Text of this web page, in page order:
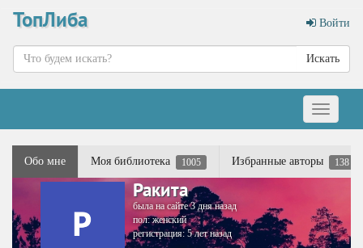
ТопЛиба Войти
Искать
Меню
Обо мне Моя библиотека 1005 Избранные авторы 138
Ракита
была на сайте 3 дня назад
пол: женский
регистрация: 5 лет назад